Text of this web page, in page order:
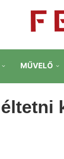
MŰVELŐ